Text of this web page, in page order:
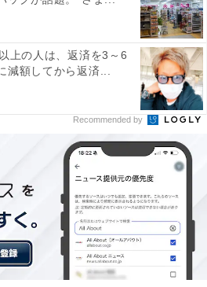
買ったからね』と答えました。
ンビニに行けって言ったのに、
高い飲み物買ってくるの？ 頭お
たんです」
て苛立っているに違いない、今
分に言い聞かせていたという典
。こういう特別なときに出る性
”なのに……」
上の人は、返済を3～6
減額してから返済...
Recommended by